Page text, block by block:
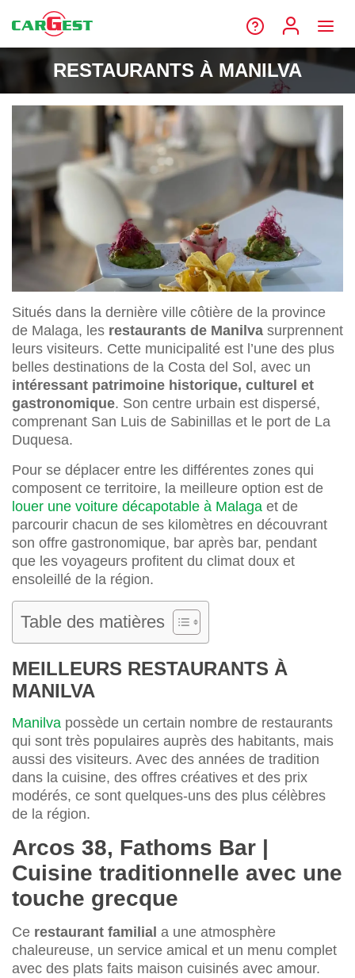
RESTAURANTS À MANILVA
Situés dans la dernière ville côtière de la province
de Malaga, les restaurants de Manilva surprennent
leurs visiteurs. Cette municipalité est l’une des plus
belles destinations de la Costa del Sol, avec un
intéressant patrimoine historique, culturel et
gastronomique. Son centre urbain est dispersé,
comprenant San Luis de Sabinillas et le port de La
Duquesa.
Pour se déplacer entre les différentes zones qui
composent ce territoire, la meilleure option est de
louer une voiture décapotable à Malaga et de
parcourir chacun de ses kilomètres en découvrant
son offre gastronomique, bar après bar, pendant
que les voyageurs profitent du climat doux et
ensoleillé de la région.
Table des matières
MEILLEURS RESTAURANTS À
MANILVA
Manilva possède un certain nombre de restaurants
qui sont très populaires auprès des habitants, mais
aussi des visiteurs. Avec des années de tradition
dans la cuisine, des offres créatives et des prix
modérés, ce sont quelques-uns des plus célèbres
de la région.
Arcos 38, Fathoms Bar |
Cuisine traditionnelle avec une
touche grecque
Ce restaurant familial a une atmosphère
chaleureuse, un service amical et un menu complet
avec des plats faits maison cuisinés avec amour.